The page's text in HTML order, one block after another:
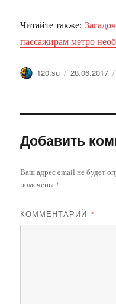
Читайте также:
пассажирам метро
Автор
120.su 28.06.2017
Добавить
Ваш адрес email не будет
помечены *
КОММЕНТАРИЙ *